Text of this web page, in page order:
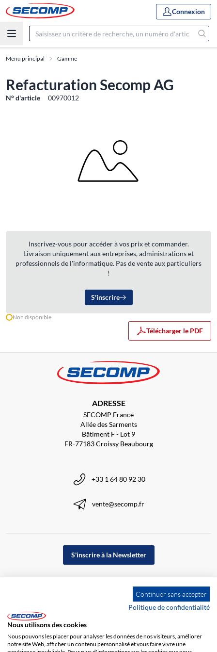
Connexion
Menu principal Gamme
Refacturation Secomp AG
N° d'article 00970012
Inscrivez-vous pour accéder à vos prix et commander.
Livraison uniquement aux entreprises, administrations et
professionnels de l'informatique. Pas de vente aux particuliers
!
S'inscrire
Non disponible
Télécharger le PDF
ADRESSE
SECOMP France
Allée des Sarments
Bâtiment F - Lot 9
FR-77183 Croissy Beaubourg
+33 1 64 80 92 30
vente@secomp.fr
S'inscrire à la Newsletter
Continuer sans accepter
Politique de confidentialité
Nous utilisons des cookies
Nous pouvons les placer pour analyser les données de nos visiteurs, améliorer
notre site Web, afficher un contenu personnalisé et vous faire vivre une